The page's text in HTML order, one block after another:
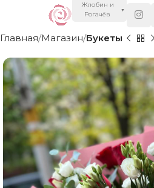
Жлобин и
Рогачёв
▼
Главная Магазин Букеты